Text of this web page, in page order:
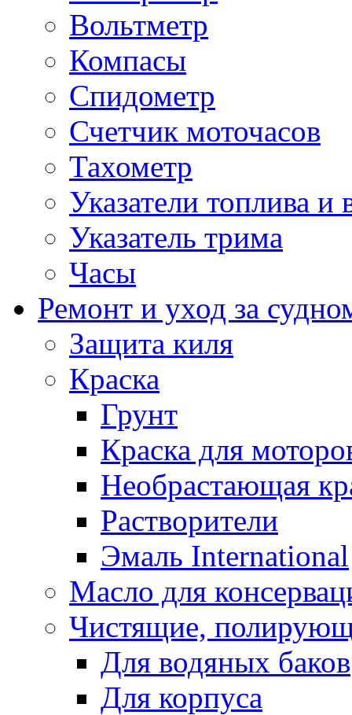
Вольтметр
Компасы
Спидометр
Счетчик моточасов
Тахометр
Указатели топлива и
Указатель трима
Часы
Ремонт и уход за
Защита киля
Краска
Грунт
Краска для
Необрастающая
Растворители
Эмаль International
Масло для
Чистящие,
Для водяных баков
Для корпуса